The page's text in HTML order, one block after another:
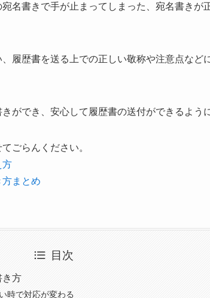
名書きで手が止まってしまった、宛名書きが
履歴書を送る上での正しい敬称や注意点など
ができ、安心して履歴書の送付ができるよう
ごらんください。
方
まとめ
目次
き方
時で対応が変わる